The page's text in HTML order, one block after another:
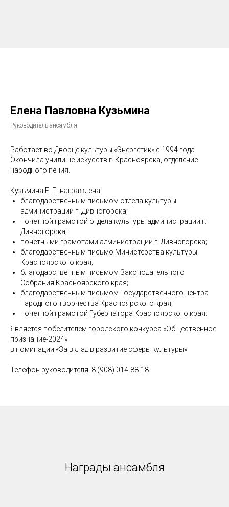
Елена Павловна Кузьмина
Руководитель ансамбля
Работает во Дворце культуры «Энергетик» с 1994 года.
Окончила училище искусств г. Красноярска, отделение
народного пения.
Кузьмина Е. П. награждена:
благодарственным письмом отдела культуры
администрации г. Дивногорска;
почетной грамотой отдела культуры администрации г.
Дивногорска;
почетными грамотами администрации г. Дивногорска;
благодарственным письмо Министерства культуры
Красноярского края;
благодарственным письмом Законодательного
Собрания Красноярского края;
благодарственным письмом Государственного центра
народного творчества Красноярского края;
почетной грамотой Губернатора Красноярского края.
Является победителем городского конкурса «Общественное
признание-2024»
в номинации «За вклад в развитие сферы культуры»
Телефон руководителя: 8 (908) 014-88-18
Награды ансамбля